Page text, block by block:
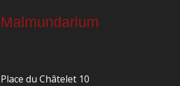
Malmundarium
Place du Châtelet 10